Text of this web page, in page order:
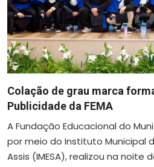
Colação de grau marca
Publicidade da FEMA
A Fundação Educacional do
por meio do Instituto Municipal
Assis (IMESA), realizou na noite